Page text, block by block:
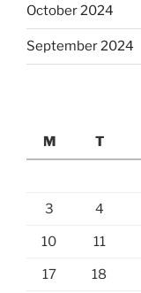
October 2024
September 2024
M
T
3 4
10 11
17 18